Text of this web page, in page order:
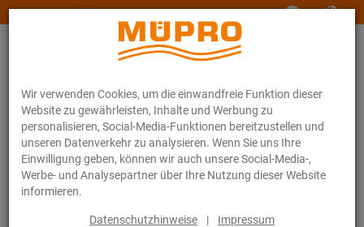
Wir verwenden Cookies, um die einwandfreie Funktion dieser
Website zu gewährleisten, Inhalte und Werbung zu
personalisieren, Social-Media-Funktionen bereitzustellen und
unseren Datenverkehr zu analysieren. Wenn Sie uns Ihre
Einwilligung geben, können wir auch unsere Social-Media-,
Werbe- und Analysepartner über Ihre Nutzung dieser Website
informieren.
Datenschutzhinweise | Impressum
www.muepro-maritim.com
Online-Katalog Befestigungstechnik
Schallschutz
Schalldämmelemente
PHONOLYT® Schallentkoppler